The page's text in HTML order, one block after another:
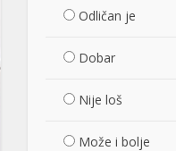
Odličan je
Dobar
Nije loš
Može i bolje